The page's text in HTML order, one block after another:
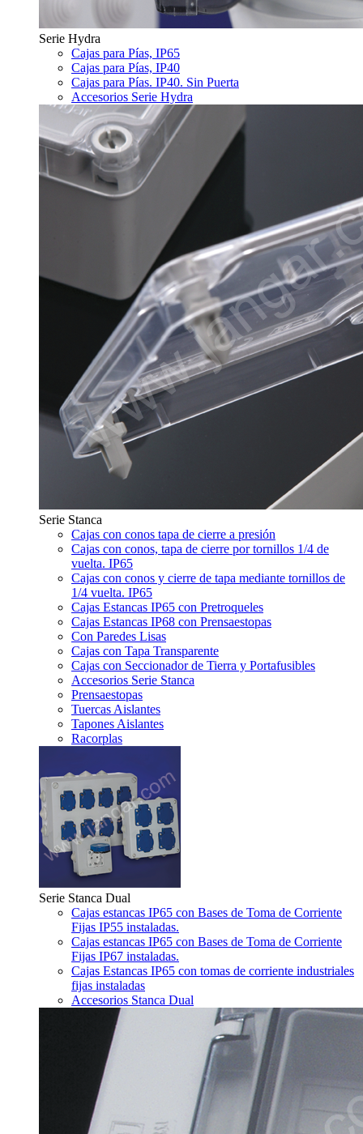
Serie Hydra
Cajas para Pías, IP65
Cajas para Pías, IP40
Cajas para Pías. IP40. Sin Puerta
Accesorios Serie Hydra
Serie Stanca
Cajas con conos tapa de cierre a presión
Cajas con conos, tapa de cierre por tornillos 1/4 de
vuelta. IP65
Cajas con conos y cierre de tapa mediante tornillos de
1/4 vuelta. IP65
Cajas Estancas IP65 con Pretroqueles
Cajas Estancas IP68 con Prensaestopas
Con Paredes Lisas
Cajas con Tapa Transparente
Cajas con Seccionador de Tierra y Portafusibles
Accesorios Serie Stanca
Prensaestopas
Tuercas Aislantes
Tapones Aislantes
Racorplas
Serie Stanca Dual
Cajas estancas IP65 con Bases de Toma de Corriente
Fijas IP55 instaladas.
Cajas estancas IP65 con Bases de Toma de Corriente
Fijas IP67 instaladas.
Cajas Estancas IP65 con tomas de corriente industriales
fijas instaladas
Accesorios Stanca Dual